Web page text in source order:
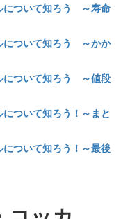
について知ろう ～寿命
について知ろう ～かか
について知ろう ～値段
ついて知ろう！～まと
ついて知ろう！～最後